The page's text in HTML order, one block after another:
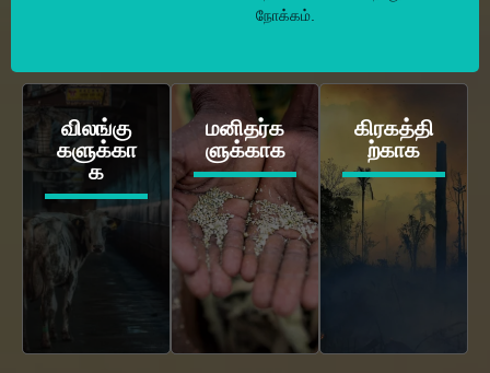
நோக்கம்.
விலங்கு
களுக்கா
க
மனிதர்க
ளுக்காக
கிரகத்தி
ற்காக